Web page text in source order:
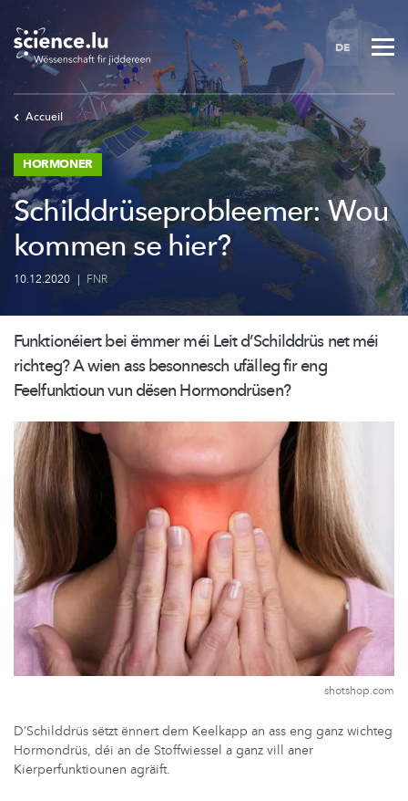
to
main
content
DE
Accueil
HORMONER
Schilddrüseprobleemer: Wou
kommen se hier?
10.12.2020 | FNR
Funktionéiertbei ëmmer méi Leitd’Schilddrüsnet méi
richteg? A wien ass besonnesch ufälleg fir eng
Feelfunktioun vun dësen Hormondrüsen?
shotshop.com
D’Schilddrüs sëtzt ënnert dem Keelkapp an ass eng ganz wichteg
Hormondrüs, déi an de Stoffwiessel a ganz vill aner
Kierperfunktiounen agräift.